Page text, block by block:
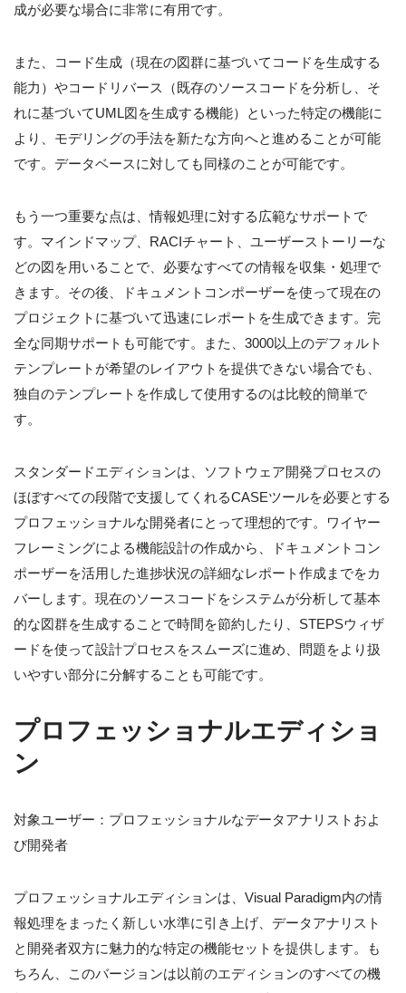
成が必要な場合に非常に有用です。
また、コード生成（現在の図群に基づいてコードを生成する
能力）やコードリバース（既存のソースコードを分析し、そ
れに基づいてUML図を生成する機能）といった特定の機能に
より、モデリングの手法を新たな方向へと進めることが可能
です。データベースに対しても同様のことが可能です。
もう一つ重要な点は、情報処理に対する広範なサポートで
す。マインドマップ、RACIチャート、ユーザーストーリーな
どの図を用いることで、必要なすべての情報を収集・処理で
きます。その後、ドキュメントコンポーザーを使って現在の
プロジェクトに基づいて迅速にレポートを生成できます。完
全な同期サポートも可能です。また、3000以上のデフォルト
テンプレートが希望のレイアウトを提供できない場合でも、
独自のテンプレートを作成して使用するのは比較的簡単で
す。
スタンダードエディションは、ソフトウェア開発プロセスの
ほぼすべての段階で支援してくれるCASEツールを必要とする
プロフェッショナルな開発者にとって理想的です。ワイヤー
フレーミングによる機能設計の作成から、ドキュメントコン
ポーザーを活用した進捗状況の詳細なレポート作成までをカ
バーします。現在のソースコードをシステムが分析して基本
的な図群を生成することで時間を節約したり、STEPSウィザ
ードを使って設計プロセスをスムーズに進め、問題をより扱
いやすい部分に分解することも可能です。
プロフェッショナルエディショ
ン
対象ユーザー：プロフェッショナルなデータアナリストおよ
び開発者
プロフェッショナルエディションは、Visual Paradigm内の情
報処理をまったく新しい水準に引き上げ、データアナリスト
と開発者双方に魅力的な特定の機能セットを提供します。も
ちろん、このバージョンは以前のエディションのすべての機